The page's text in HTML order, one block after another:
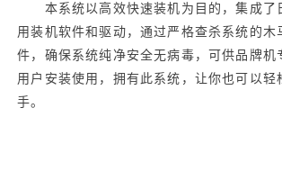
本系统以高效快速装机为目的，集成了
用装机软件和驱动，通过严格查杀系统的木
件，确保系统纯净安全无病毒，可供品牌机
用户安装使用，拥有此系统，让你也可以轻
手。